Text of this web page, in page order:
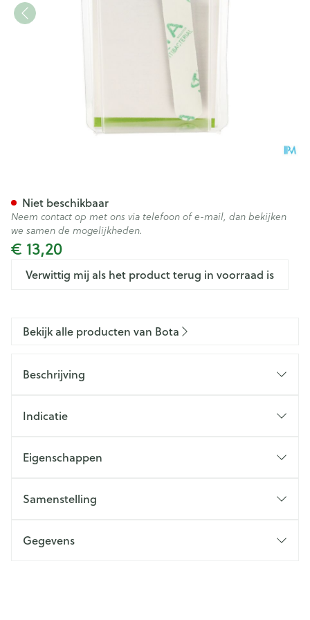
€ 13,20
Verwittig mij als het product terug in voorraad is
Niet beschikbaar
Neem contact op met ons via telefoon of e-mail, dan bekijken
we samen de mogelijkheden.
Bekijk alle producten van Bota
Beschrijving
Indicatie
Eigenschappen
Samenstelling
Gegevens